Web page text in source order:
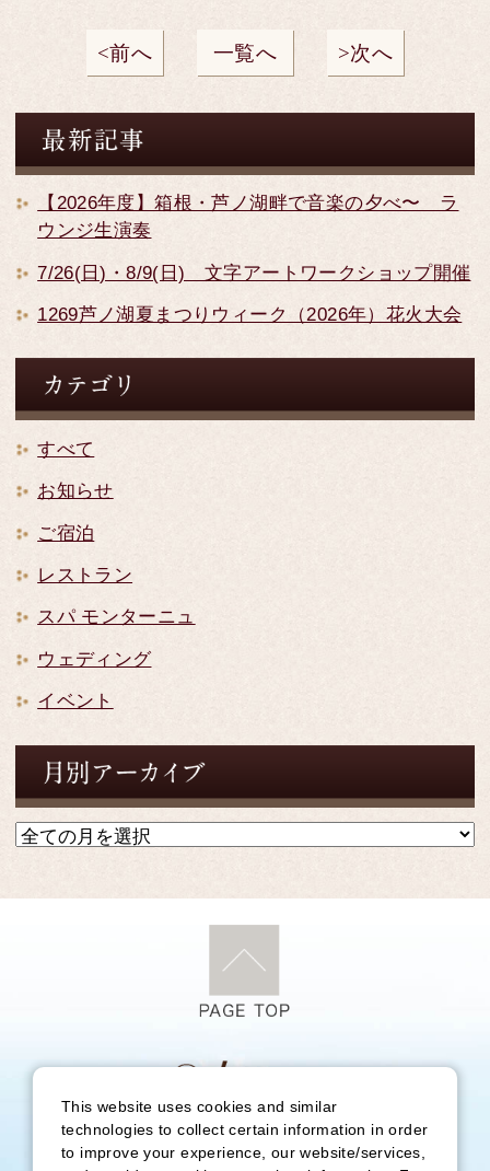
前へ 一覧へ 次へ
【2026年度】箱根・芦ノ湖畔で音楽の夕べ〜 ラ
ウンジ生演奏
7/26(日)・8/9(日) 文字アートワークショップ開催
1269芦ノ湖夏まつりウィーク（2026年）花火大会
すべて
お知らせ
ご宿泊
レストラン
スパ モンターニュ
ウェディング
イベント
〒250-0522 神奈川県足柄下郡箱根町元箱根80
（予約受付時間外連絡先 TEL：0460-83-7415）
This website uses cookies and similar
technologies to collect certain information in order
to improve your experience, our website/services,